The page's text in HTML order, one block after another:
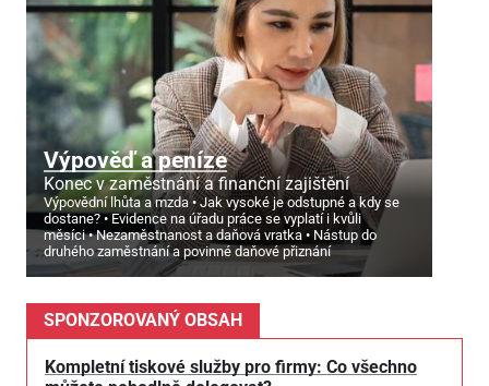
Výpověď a peníze
Konec v zaměstnání a finanční zajištění
Výpovědní lhůta a mzda
Jak vysoké je odstupné a kdy se
dostane?
Evidence na úřadu práce se vyplatí i kvůli
měsíci
Nezaměstnanost a daňová vratka
Nástup do
druhého zaměstnání a povinné daňové přiznání
SPONZOROVANÝ OBSAH
Kompletní tiskové služby pro firmy: Co všechno